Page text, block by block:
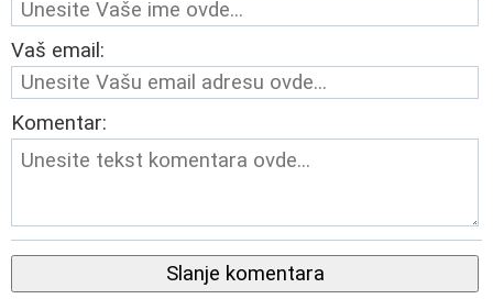
Vaš email:
Komentar:
Slanje komentara